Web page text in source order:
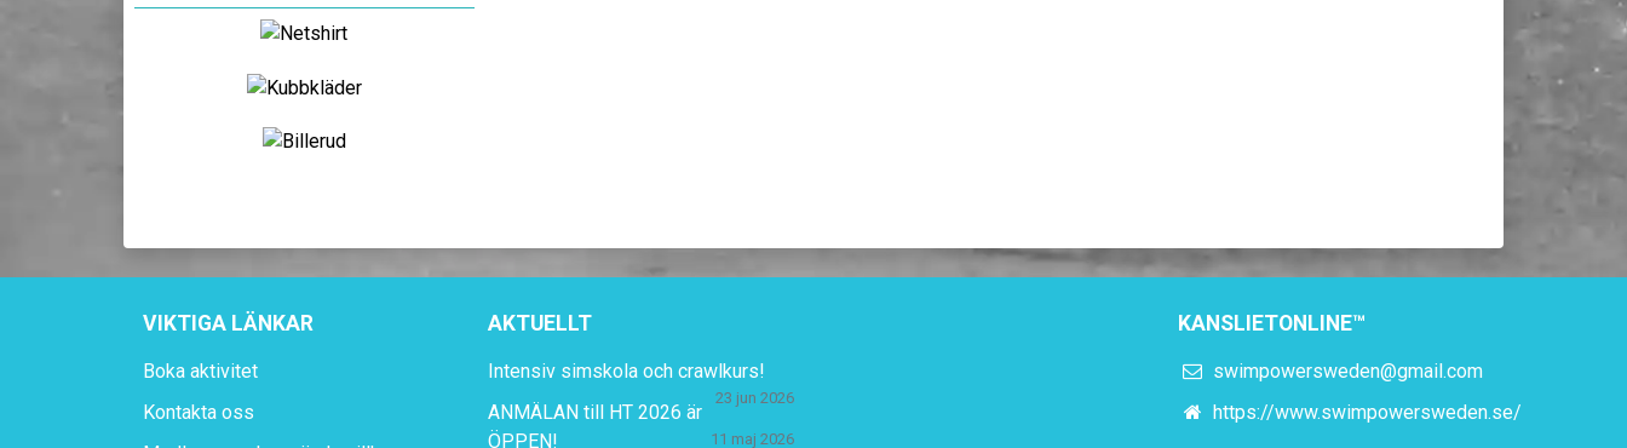
VIKTIGA LÄNKAR
Boka aktivitet
Kontakta oss
AKTUELLT
Intensiv simskola och crawlkurs!
23 jun 2026
ANMÄLAN till HT 2026 är
ÖPPEN!
11 maj 2026
KANSLIETONLINE™
swimpowersweden@gmail.com
https://www.swimpowersweden.se/